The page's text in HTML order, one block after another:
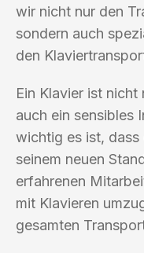
wir nicht nur den
sondern auch
den
Ein Klavier ist
auch ein sensibles
wichtig es ist, dass
seinem neuen
erfahrenen
mit Klavieren
gesamten